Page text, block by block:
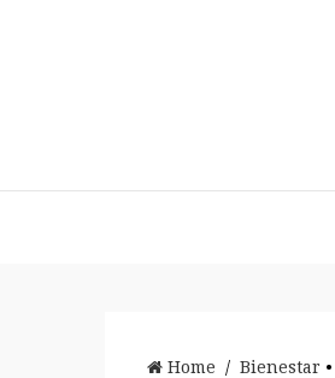
Home / Bienestar •